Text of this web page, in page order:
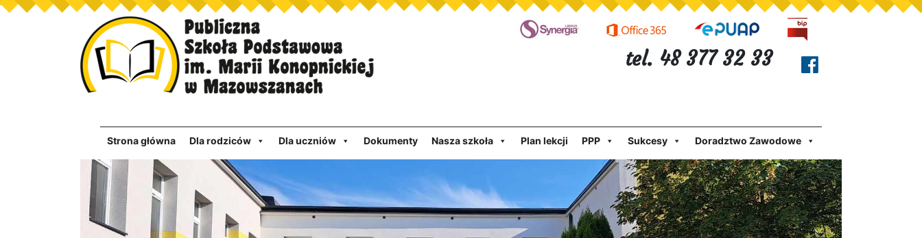
tel. 48 377 32 33
Strona główna Dla rodziców Dla uczniów Dokumenty Nasza szkoła Plan lekcji PPP Sukcesy Doradztwo Zawodowe